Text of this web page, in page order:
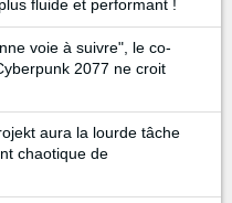
fluide et performant !
voie à suivre", le co-
2077 ne croit
aura la lourde tâche
chaotique de